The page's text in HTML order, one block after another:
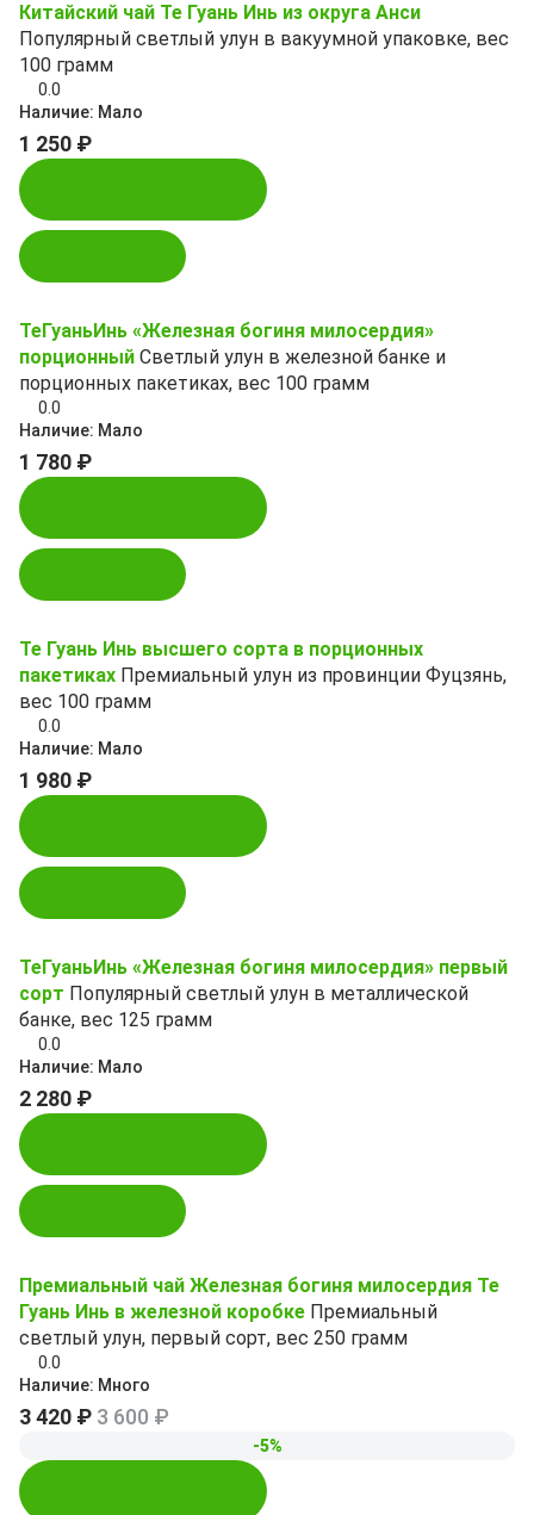
Китайский чай Те Гуань Инь из округа Анси
Популярный светлый улун в вакуумной упаковке, вес
100 грамм
0.0
Наличие: Мало
1 250 ₽
ТеГуаньИнь «Железная богиня милосердия»
порционный Светлый улун в железной банке и
порционных пакетиках, вес 100 грамм
0.0
Наличие: Мало
1 780 ₽
Те Гуань Инь высшего сорта в порционных
пакетиках Премиальный улун из провинции Фуцзянь,
вес 100 грамм
0.0
Наличие: Мало
1 980 ₽
ТеГуаньИнь «Железная богиня милосердия» первый
сорт Популярный светлый улун в металлической
банке, вес 125 грамм
0.0
Наличие: Мало
2 280 ₽
Премиальный чай Железная богиня милосердия Те
Гуань Инь в железной коробке Премиальный
светлый улун, первый сорт, вес 250 грамм
0.0
Наличие: Много
3 420 ₽ 3 600 ₽
-5%